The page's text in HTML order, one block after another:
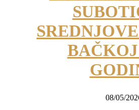
BAČKOJ
08/05/